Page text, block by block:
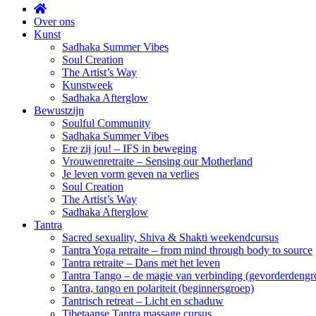
Over ons
Kunst
Sadhaka Summer Vibes
Soul Creation
The Artist’s Way
Kunstweek
Sadhaka Afterglow
Bewustzijn
Soulful Community
Sadhaka Summer Vibes
Ere zij jou! – IFS in beweging
Vrouwenretraite – Sensing our Motherland
Je leven vorm geven na verlies
Soul Creation
The Artist’s Way
Sadhaka Afterglow
Tantra
Sacred sexuality, Shiva & Shakti weekendcursus
Tantra Yoga retraite – from mind through body to source
Tantra retraite – Dans met het leven
Tantra Tango – de magie van verbinding
Tantra, tango en polariteit (beginnersgroep)
Tantrisch retreat – Licht en schaduw
Tibetaanse Tantra massage cursus